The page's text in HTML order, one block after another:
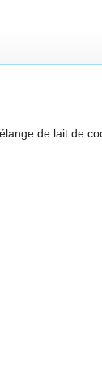
de lait de